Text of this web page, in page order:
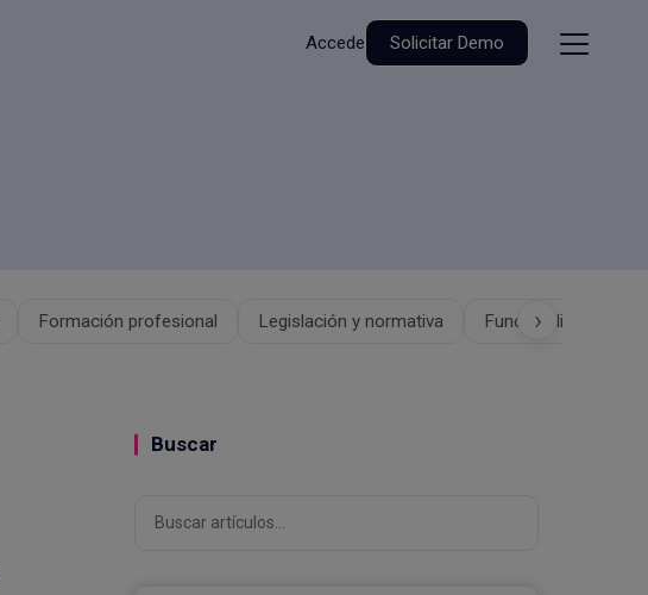
Accede Solicitar Demo
Formación profesional Legislación y normativa Funcionalidades
›
Buscar